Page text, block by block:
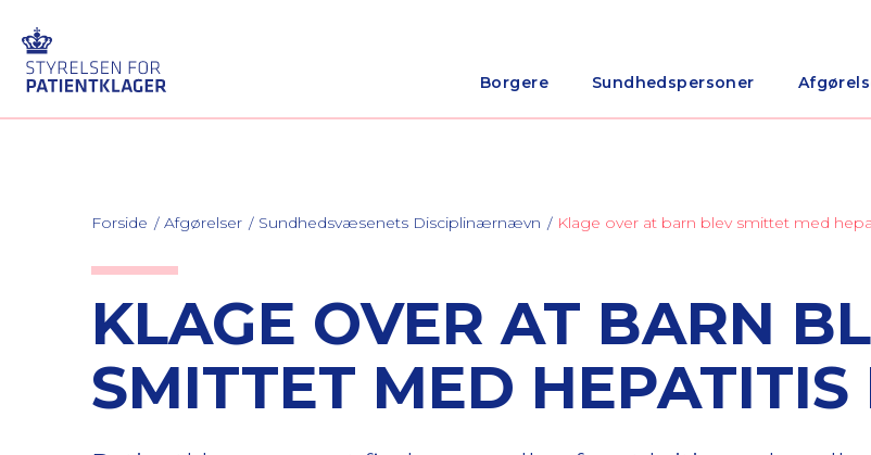
Borgere Sundhedspersoner
Forside Afgørelser Sundhedsvæsenets Disciplinærnævn Klage over at barn blev smittet med
KLAGE OVER AT BARN
SMITTET MED HEPATITIS